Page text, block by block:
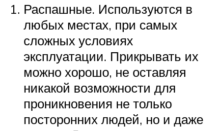
Распашные. Используются в
любых местах, при самых
сложных условиях
эксплуатации. Прикрывать их
можно хорошо, не оставляя
никакой возможности для
проникновения не только
посторонних людей, но и даже